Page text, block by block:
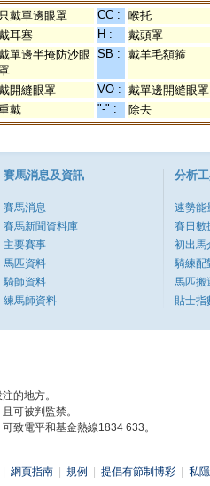
只戴單邊眼罩 CC :
喉托
耳塞 H :
戴頭罩
單邊半掩防沙眼 SB : 戴羊毛額箍
開縫眼罩 VO : 戴單邊開縫眼罩
戴 "-" : 除去
賽馬消息及資訊
賽馬消息
賽馬新聞資料庫
主要賽事
馬匹資料
騎師資料
練馬師資料
分析
速勢能
賽日數
初出馬
騎練配
馬匹搬
貼士指
的地方。
可被判監禁。
致電平和基金熱線1834 633。
網頁指南 規例 提倡有節制博彩 私